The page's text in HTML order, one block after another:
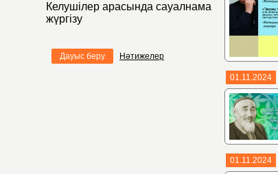
Келушілер арасында сауалнама
жүргізу
Дауыс беру Нәтижелер
01.11.2024
01.11.2024